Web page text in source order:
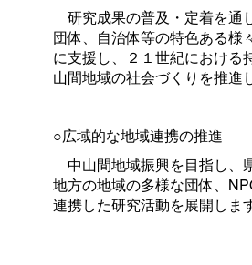
研究成果の普及・定着を通
団体、自治体等の特色ある様
に支援し、２１世紀における
山間地域の社会づくりを推進
○広域的な地域連携の推進
中山間地域振興を目指し、
地方の地域の多様な団体、
連携した研究活動を展開します